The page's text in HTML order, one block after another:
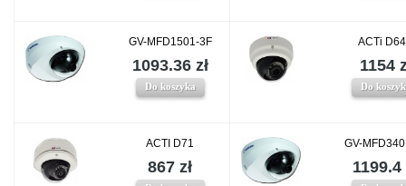
GV-MFD1501-3F
1093.36 zł
Do koszyka
ACTi
1154
Do
ACTI D71
867 zł
GV-
1199.4